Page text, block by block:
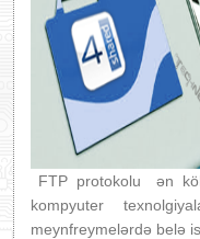
FTP protokolu ən
kompyuter
meynfreymelərdə belə